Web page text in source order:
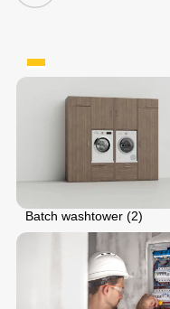
Batch washtower (2)